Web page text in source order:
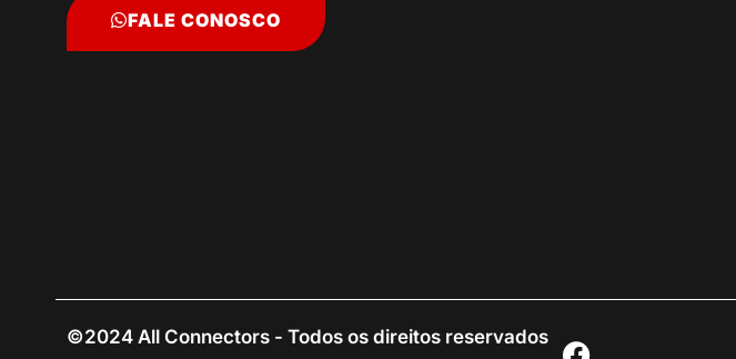
FALE CONOSCO
©2024 All Connectors - Todos os direitos reservados